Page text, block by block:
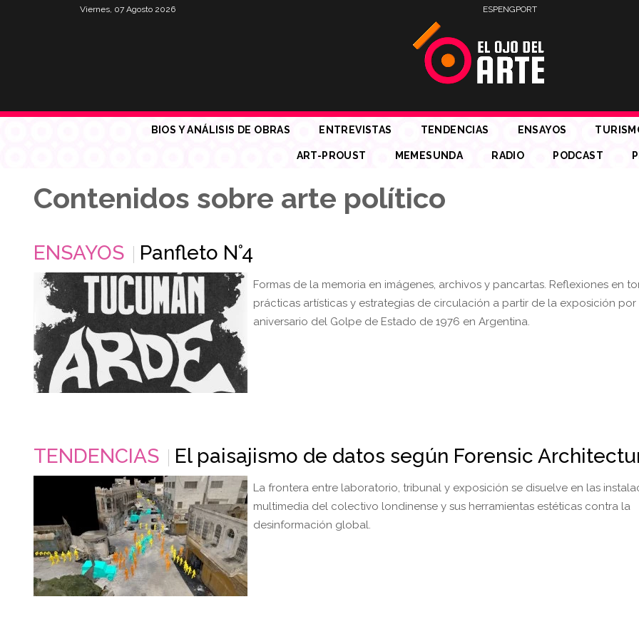
Viernes, 07 Agosto 2026 ESPENGPORT
BIOS Y ANÁLISIS DE OBRAS ENTREVISTAS TENDENCIAS ENSAYOS
ART-PROUST MEMESUNDA RADIO PODCAST
Contenidos sobre arte político
ENSAYOS Panfleto N°4
Formas de la memoria en imágenes, archivos y pancartas. Reflexiones en
prácticas artísticas y estrategias de circulación a partir de la exposición por
aniversario del Golpe de Estado de 1976 en Argentina.
TENDENCIAS El paisajismo de datos según Forensic
La frontera entre laboratorio, tribunal y exposición se disuelve en las
multimedia del colectivo londinense y sus herramientas estéticas contra la
desinformación global.